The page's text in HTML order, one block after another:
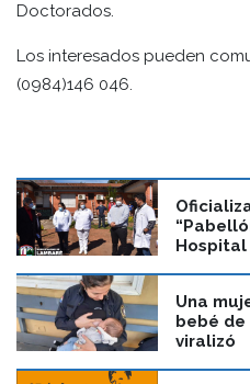
Doctorados.
Los interesados pueden
(0984)146 046.
Una
bebé
viralizó